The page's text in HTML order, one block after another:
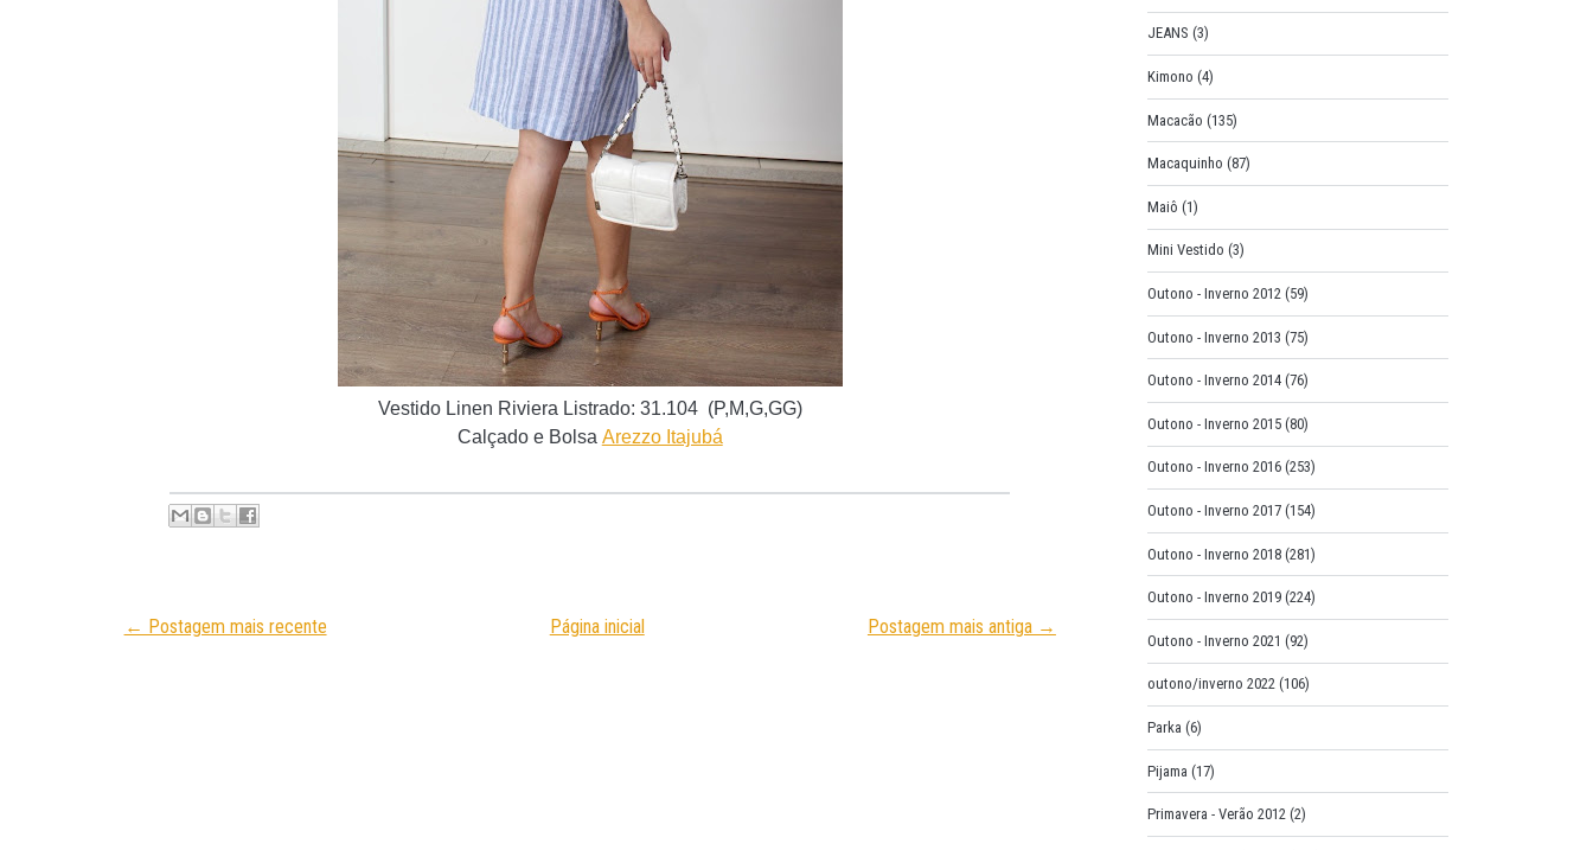
Vestido Linen Riviera Listrado: 31.104 (P,M,G,GG)
Calçado e Bolsa Arezzo Itajubá
← Postagem mais recente Postagem mais antiga →
Página inicial
JEANS (3)
Kimono (4)
Macacão (135)
Macaquinho (87)
Maiô (1)
Mini Vestido (3)
Outono - Inverno 2012 (59)
Outono - Inverno 2013 (75)
Outono - Inverno 2014 (76)
Outono - Inverno 2015 (80)
Outono - Inverno 2016 (253)
Outono - Inverno 2017 (154)
Outono - Inverno 2018 (281)
Outono - Inverno 2019 (224)
Outono - Inverno 2021 (92)
outono/inverno 2022 (106)
Parka (6)
Pijama (17)
Primavera - Verão 2012 (2)